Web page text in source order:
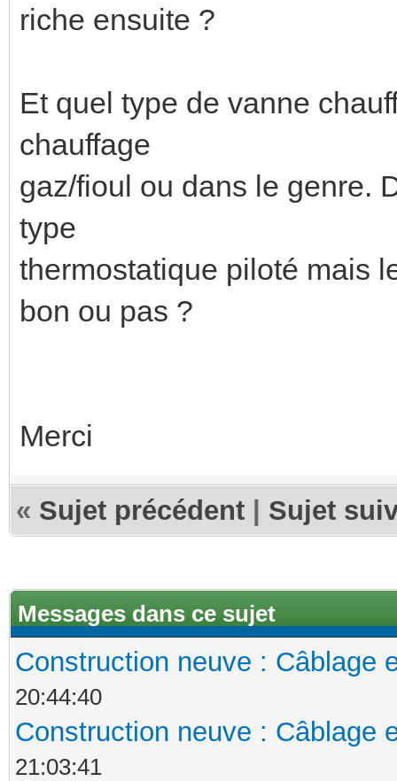
riche ensuite ?
Et quel type de vanne
chauffage
gaz/fioul ou dans le genre.
type
thermostatique piloté mais
bon ou pas ?
Merci
« Sujet précédent Sujet
Messages dans ce sujet
Construction neuve : Câblage
20:44:40
Construction neuve : Câblage
21:03:41